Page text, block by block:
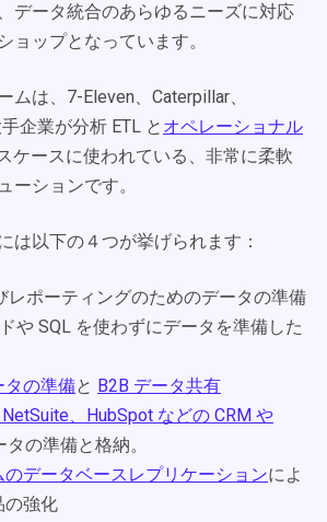
データ統合のあらゆるニーズに対応
ョップとなっています。
ムは、7-Eleven、Caterpillar、
企業が分析 ETL と オペレーショナル
ケースに使われている、非常に柔軟
ーションです。
は以下の４つが挙げられます：
レポーティングのためのデータの準備
や SQL を使わずにデータを準備した
タの準備と B2B データ共有
、HubSpot などの CRM や
の準備と格納。
のデータベースレプリケーションによ
の強化